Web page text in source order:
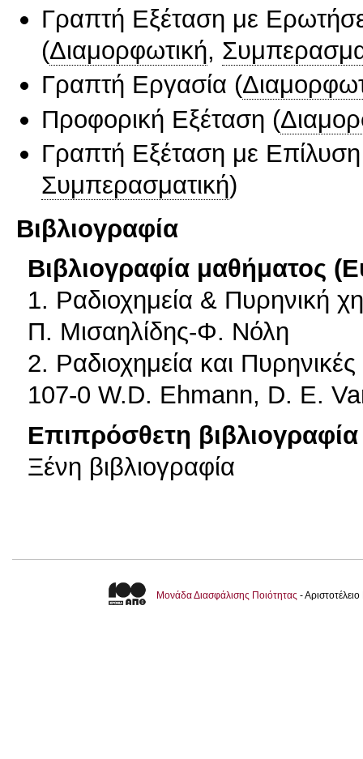
Γραπτή Εξέταση με
(Διαμορφωτική,
Γραπτή Εργασία (
Προφορική Εξέταση (
Γραπτή Εξέταση με
Συμπερασματική)
Βιβλιογραφία
Βιβλιογραφία μαθήματος
1. Ραδιοχημεία & Πυρηνική
Π. Μισαηλίδης-Φ. Νόλη
2. Ραδιοχημεία και
107-0 W.D. Ehmann, D. E.
Επιπρόσθετη βιβλιογραφία
Ξένη βιβλιογραφία
Μονάδα Διασφάλισης Ποιότητας -